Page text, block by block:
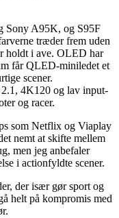
Sony A95K, og S95F
træder frem uden
holdt i ave. OLED har
får QLED-miniledet et
scener.
4K120 og lav input-
og racer.
som Netflix og Viaplay
nemt at skifte mellem
men jeg anbefaler
i actionfyldte scener.
der især gør sport og
helt på kompromis med